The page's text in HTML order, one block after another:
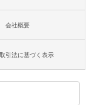
会社概要
引法に基づく表示